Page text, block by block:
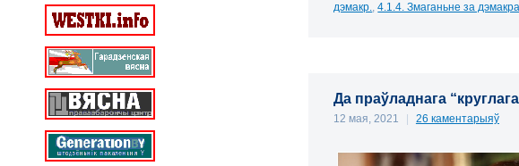
дэмакр.
,4.1.4. Змаганьне за
Да праўладнага
12 мая, 2021 26 каментарыяў